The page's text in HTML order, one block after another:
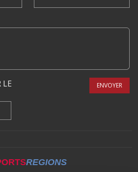
LE
ENVOYER
REGIONS